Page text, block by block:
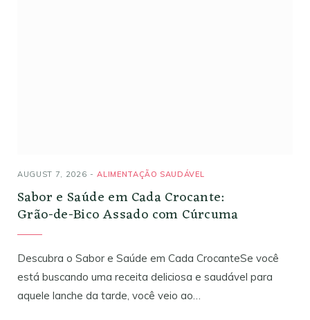
AUGUST 7, 2026 ALIMENTAÇÃO SAUDÁVEL
Sabor e Saúde em Cada Crocante:
Grão-de-Bico Assado com Cúrcuma
Descubra o Sabor e Saúde em Cada CrocanteSe você
está buscando uma receita deliciosa e saudável para
aquele lanche da tarde, você veio ao…